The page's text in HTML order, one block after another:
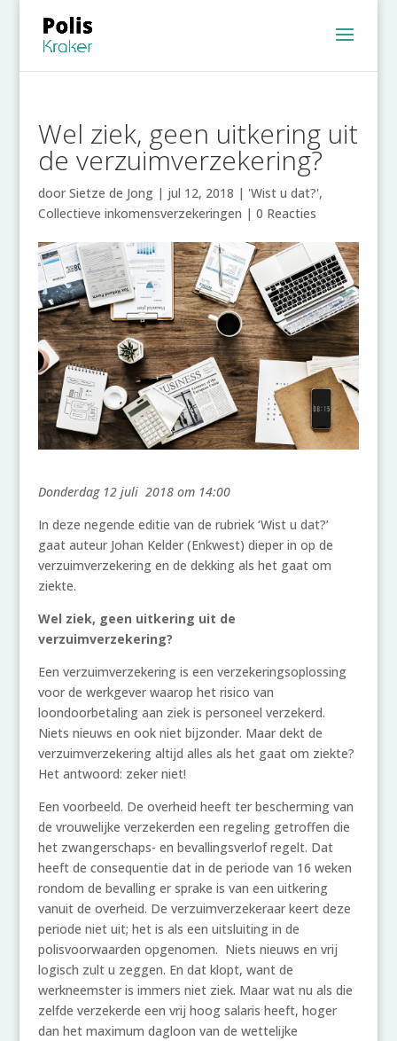
Wel ziek, geen uitkering uit
de verzuimverzekering?
door Sietze de Jong| jul 12, 2018 | 'Wist u dat?',
Collectieve inkomensverzekeringen | 0 Reacties
Donderdag 12 juli 2018 om 14:00
In deze negende editie van de rubriek ‘Wist u dat?’
gaat auteur Johan Kelder (Enkwest) dieper in op de
verzuimverzekering en de dekking als het gaat om
ziekte.
Wel ziek, geen uitkering uit de
verzuimverzekering?
Een verzuimverzekering is een verzekeringsoplossing
voor de werkgever waarop het risico van
loondoorbetaling aan ziek is personeel verzekerd.
Niets nieuws en ook niet bijzonder. Maar dekt de
verzuimverzekering altijd alles als het gaat om ziekte?
Het antwoord: zeker niet!
Een voorbeeld. De overheid heeft ter bescherming van
de vrouwelijke verzekerden een regeling getroffen die
het zwangerschaps- en bevallingsverlof regelt. Dat
heeft de consequentie dat in de periode van 16 weken
rondom de bevalling er sprake is van een uitkering
vanuit de overheid. De verzuimverzekeraar keert deze
periode niet uit; het is als een uitsluiting in de
polisvoorwaarden opgenomen. Niets nieuws en vrij
logisch zult u zeggen. En dat klopt, want de
werkneemster is immers niet ziek. Maar wat nu als die
zelfde verzekerde een vrij hoog salaris heeft, hoger
dan het maximum dagloon van de wettelijke